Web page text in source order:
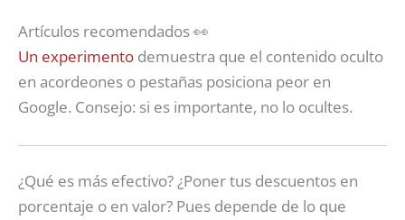
Artículos recomendados 👀
Un experimento demuestra que el contenido oculto
en acordeones o pestañas posiciona peor en
Google. Consejo: si es importante, no lo ocultes.
¿Qué es más efectivo? ¿Poner tus descuentos en
porcentaje o en valor? Pues depende de lo que